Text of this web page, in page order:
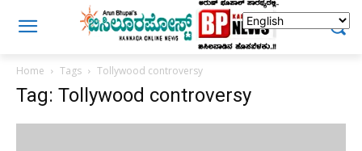
Home Tags Tollywood controversy
Tag: Tollywood controversy